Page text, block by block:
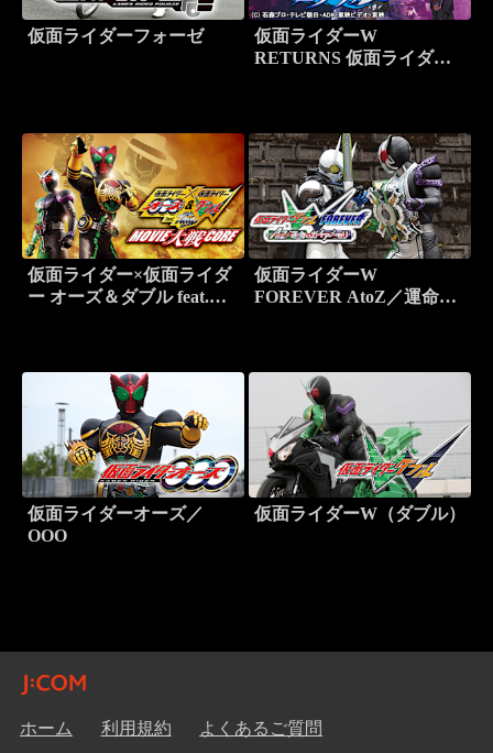
仮面ライダーフォーゼ
仮面ライダーW
RETURNS 仮面ライダー
仮面ライダー×仮面ライダ
ー オーズ＆ダブル feat.ス
仮面ライダーW
FOREVER AtoZ／運命の
仮面ライダーオーズ／
OOO
仮面ライダーW（ダブル）
ホーム 利用規約 よくあるご質問